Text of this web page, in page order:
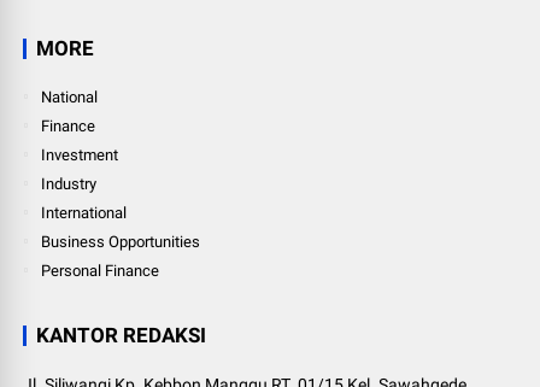
MORE
National
Finance
Investment
Industry
International
Business Opportunities
Personal Finance
KANTOR REDAKSI